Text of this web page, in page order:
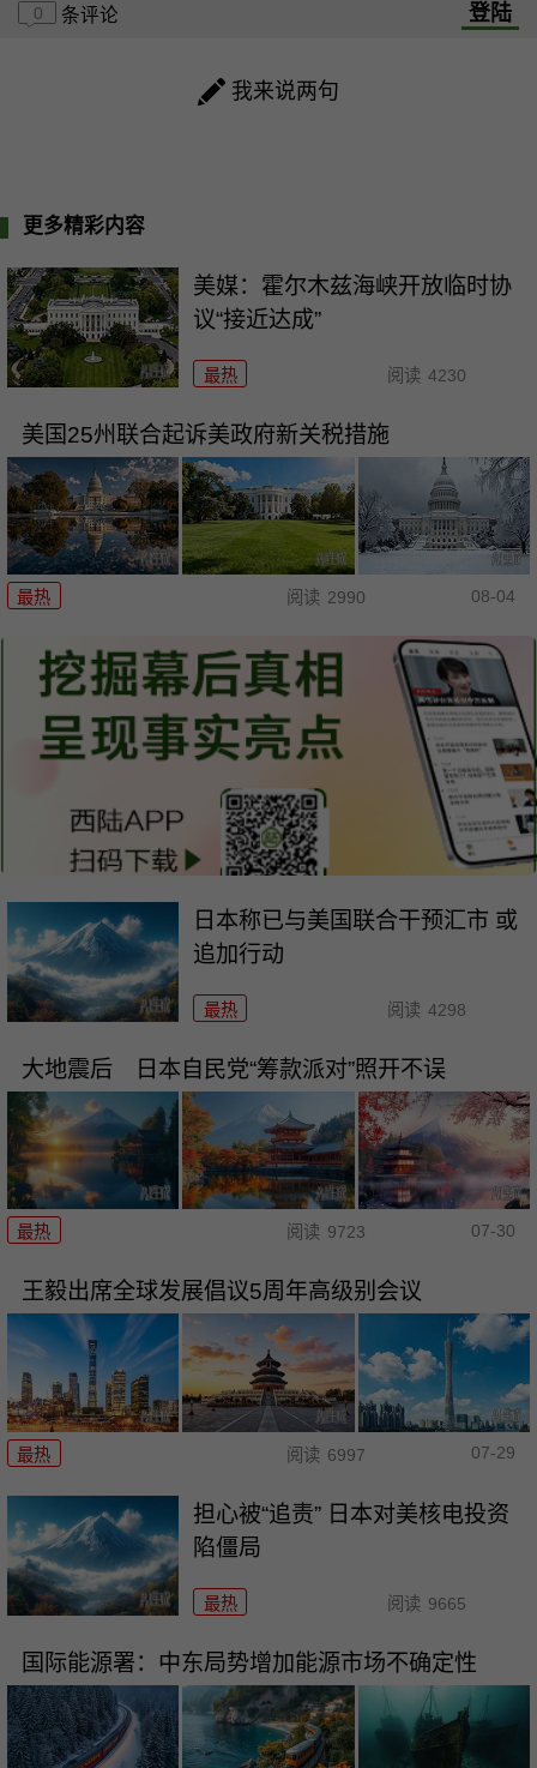
0 条评论 登陆
我来说两句
更多精彩内容
美媒：霍尔木兹海峡开放临时协
议“接近达成”
最热 阅读 4230
美国25州联合起诉美政府新关税措施
最热 阅读 2990 08-04
日本称已与美国联合干预汇市 或
追加行动
最热 阅读 4298
大地震后 日本自民党“筹款派对”照开不误
最热 阅读 9723 07-30
王毅出席全球发展倡议5周年高级别会议
最热 阅读 6997 07-29
担心被“追责” 日本对美核电投资
陷僵局
最热 阅读 9665
国际能源署：中东局势增加能源市场不确定性